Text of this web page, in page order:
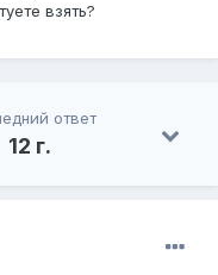
взять?
ответ
12 г.